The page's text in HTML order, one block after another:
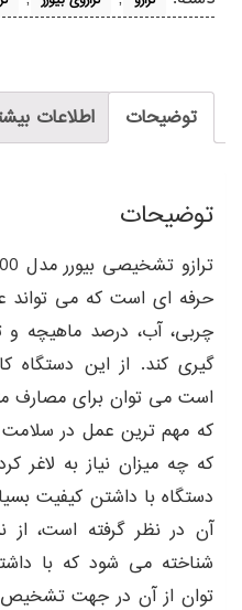
توضیحات اطلاعات
توضیحات
حرفه ای است که می تواند
چربی، آب، درصد ماهیچه و
گیری کند. از این دستگاه
است می توان برای مصارف
که مهم ترین عمل در
که چه میزان نیاز به لاغر
آن در نظر گرفته است، از
شناخته می شود که با
توان از آن در جهت